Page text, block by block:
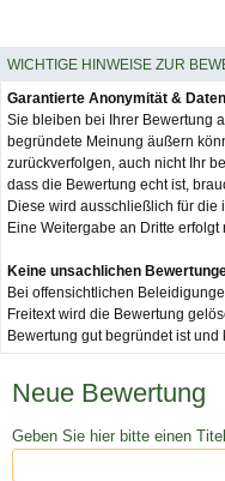
WICHTIGE HINWEISE ZUR
Garantierte Anonymität &
Sie bleiben bei Ihrer Bewertung
begründete Meinung äußern
zurückverfolgen, auch nicht Ihr
dass die Bewertung echt ist,
Diese wird ausschließlich für die
Eine Weitergabe an Dritte erfolgt
Keine unsachlichen
Bei offensichtlichen
Freitext wird die Bewertung
Bewertung gut begründet ist
Neue Bewertung
Geben Sie hier bitte einen